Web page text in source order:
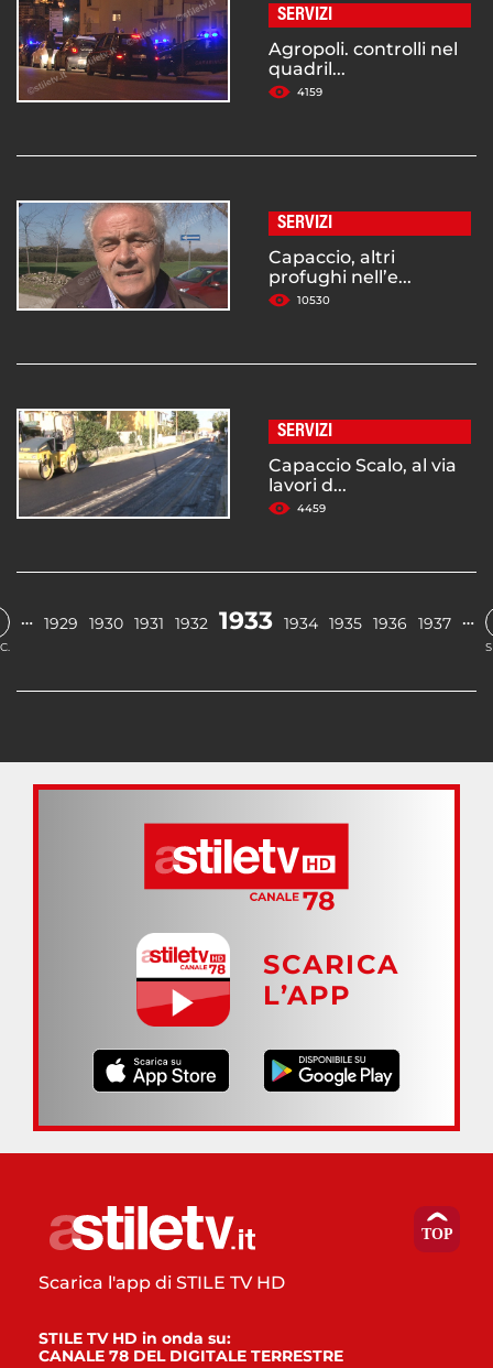
SERVIZI
Agropoli. controlli nel
quadril...
4159
SERVIZI
Capaccio, altri
profughi nell’e...
10530
SERVIZI
Capaccio Scalo, al via
lavori d...
4459
… 1929 1930 1931 1932 1933 1934 1935 1936 1937 …
SCARICA
L’APP
Scarica l'app di STILE TV HD
STILE TV HD in onda su:
CANALE 78 DEL DIGITALE TERRESTRE